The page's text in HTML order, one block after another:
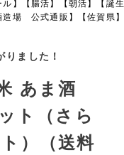
】【腸活】【朝活】【誕生
造場 公式通販】【佐賀県】
りました！
あま酒
ト（さら
）（送料